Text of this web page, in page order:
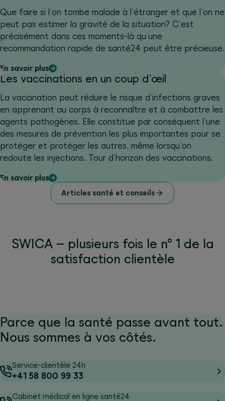
Que faire si l’on tombe malade à l’étranger et que l’on ne
peut pas estimer la gravité de la situation? C’est
précisément dans ces moments-là qu’une
recommandation rapide de santé24 peut être précieuse.
En savoir plus
Les vaccinations en un coup d’œil
La vaccination peut réduire le risque d’infections graves
en apprenant au corps à reconnaître et à combattre les
agents pathogènes. Elle constitue par conséquent l’une
des mesures de prévention les plus importantes pour se
protéger et protéger les autres, même lorsqu’on
redoute les injections. Tour d’horizon des vaccinations.
En savoir plus
Articles santé et conseils
SWICA – plusieurs fois le n° 1 de la
satisfaction clientèle
Parce que la santé passe avant tout.
Nous sommes à vos côtés.
Service-clientèle 24h
+41 58 800 99 33
Cabinet médical en ligne santé24